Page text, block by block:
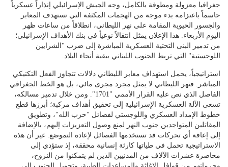
جغرافيا معزولة ومطوقة بالكامل، وجه الجيش الإسرائيلي إنذاراً عسكرياً
حاسماً باعتزامه بدء موجة من الهجمات المكثفة التي تستهدف المعابر
والجسور الحيوية المقامة على نهر الليطاني، انطلاقاً من ساعات ظهر
اليوم الأربعاء. هذا الإعلان يمثل انتقالاً نوعياً في بنك الأهداف الإسرائيلي؛
من تدمير البنى التحتية العسكرية المباشرة إلى ضرب "الشرايين
اللوجستية" التي تربط الجنوب اللبناني ببقية أنحاء البلاد.
استراتيجياً، يحمل استهداف معابر الليطاني دلالات تتجاوز الفعل التكتيكي
المباشر. فنهر الليطاني لا يمثل مجرد مجرى مائي، بل هو الخط الجغرافي
الفاصل الذي نص عليه القرار الأممي "1701". ومن خلال تدمير مسالكه،
تسعى الآلة العسكرية الإسرائيلية إلى تحقيق أهداف مركبة؛ أبرزها قطع
خطوط الإمداد العسكري واللوجستي لفصائل "حزب الله"، وتطويق
المقاتلين المتواجدين جنوب النهر لمنع وصول التعزيزات إليهم، بالإضافة
إلى إعاقة أي تحركات قد تستخدمها الفصائل لإعادة التموضع. غير أن هذه
الاستراتيجية تحمل في طياتها كارثة إنسانية محققة، إذ ستؤدي إلى
محاصرة عشرات الآلاف من المدنيين الذين لم يتمكنوا من النزوح،